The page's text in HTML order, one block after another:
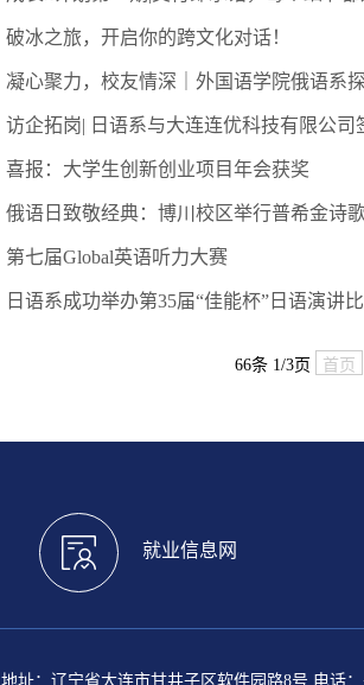
破冰之旅，开启你的跨文化对话！
凝心聚力，校友情深｜外国语学院俄语系
访企拓岗| 日语系与大连连优科技有限公司
喜报：大学生创新创业项目年会获奖
俄语日致敬经典：博川校区举行普希金诗
第七届Global英语听力大赛
日语系成功举办第35届“佳能杯”日语演讲
66条 1/3页 首页
就业信息网
地址：辽宁省大连市甘井子区软件园路8号 电话：